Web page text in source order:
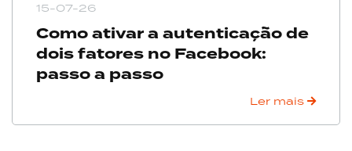
15-07-26
Como ativar a autenticação de
dois fatores no Facebook:
passo a passo
Ler mais